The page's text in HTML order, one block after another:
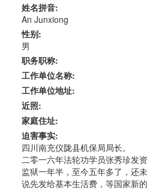
姓名拼音:
An Junxiong
性别:
男
职务职称:
工作单位名称:
工作单位地址:
近照:
家庭住址:
迫害事实:
四川南充仪陇县机保局局长。
二零一六年法轮功学员张秀珍发
监狱一年半，至今五年多了，还
说先发给基本生活费，等国家新